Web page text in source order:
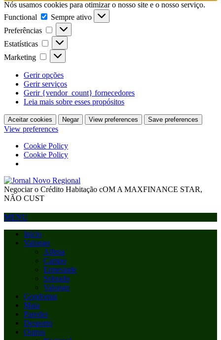
Nós usamos cookies para otimizar o nosso site e o nosso serviço.
Functional
Functional
Sempre ativo
Preferências
Preferências
Estatísticas Estatísticas
Marketing Marketing
Gerir opções
Gerir serviços
Gerir {vendor_count} fornecedores
Leia mais sobre esses propósitos
Aceitar cookies Negar View preferences Save preferences
View preferences
Cookie Policy
Cookie Policy
Negociar o Crédito Habitação cOM A MAXFINANCE STAR,
NÃO CUST
MENU
Início
Valongo
Alfena
Campo
Ermesinde
Sobrado
Valongo
Gondomar
Maia
Paredes
Desporto
Outros